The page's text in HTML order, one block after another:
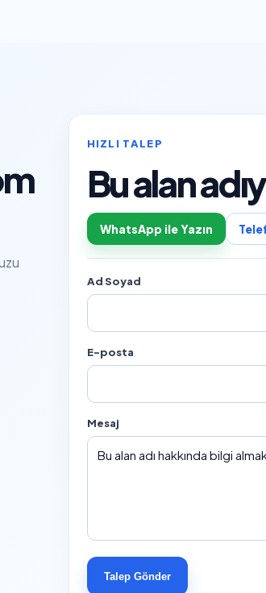
HIZLI TALEP
Bu alan
WhatsApp ile Yazın
Ad Soyad
E-posta
Mesaj
Talep Gönder